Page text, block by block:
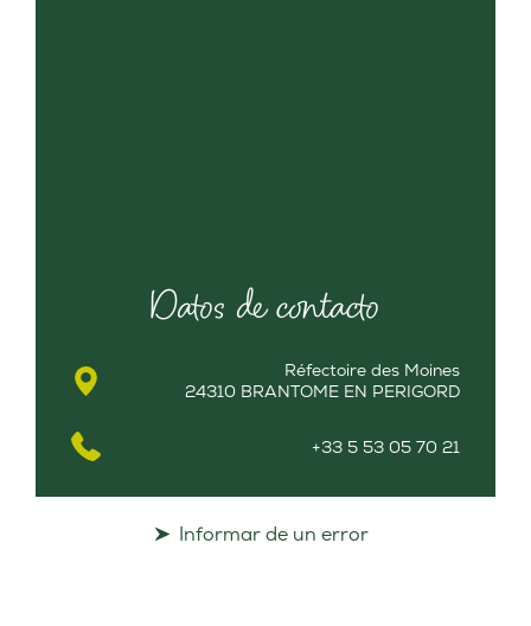
Datos de contacto
Réfectoire des Moines
24310 BRANTOME EN PERIGORD
+33 5 53 05 70 21
Informar de un error